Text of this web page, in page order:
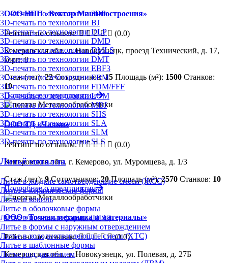
3D-печать по технологии 3DP
3D-печать по технологии BJ
3D-печать по технологии DLP
3D-печать по технологии DMD
3D-печать по технологии DMLS
3D-печать по технологии DMT
3D-печать по технологии EBF3
3D-печать по технологии EBM
3D-печать по технологии FDM/FFF
3D-печать по технологии LOM
3D-печать по технологии MBJ
3D-печать по технологии SHS
3D-печать по технологии SLA
3D-печать по технологии SLM
3D-печать по технологии SLS
Литьё металла
Литье в жидкие самотвердеющие смеси (ЖСС)
Литье в керамические формы
Литье в кокиль
Литье в оболочковые формы
Литье в песчаные формы (ПГС)
Литье в формы с наружным отверждением
Литье в холоднотвердеющие смеси (ХТС)
Литье в шаблонные формы
Литье под давлением
ООО НПП «Вектор Машиностроения»
Рейтинг по отзывам:
(0.0)
Кемеровская обл., г. Новокузнецк, проезд Технический, д. 17,
корп. 9
Стаж (лет):22 Сотрудников:15 Площадь (м²): 1500 Станков:
10
Подробнее о предприятии
ООО ТД «Чалви»
Рейтинг по отзывам:
(0.0)
Кемеровская обл., г. Кемерово, ул. Муромцева, д. 1/3
Стаж (лет):9 Сотрудников:20 Площадь (м²):2570 Станков: 10
Подробнее о предприятии
ООО «Точная механика и материалы»
Рейтинг по отзывам:
(0.0)
Кемеровская обл., г. Новокузнецк, ул. Полевая, д. 27Б